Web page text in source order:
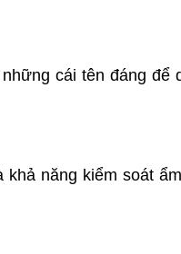
cái tên đáng để
năng kiểm soát